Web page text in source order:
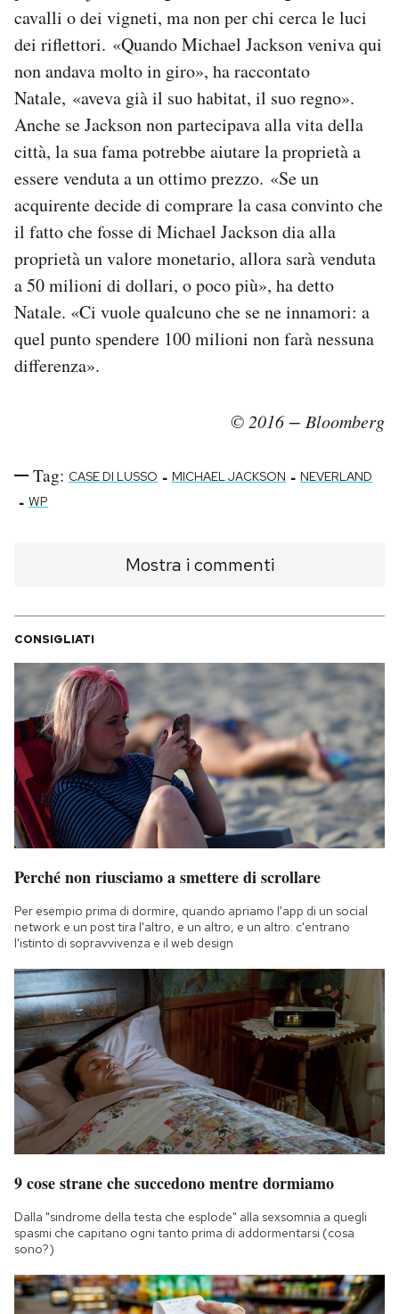
cavalli o dei vigneti, ma non per chi cerca le luci
dei riflettori. «Quando Michael Jackson veniva qui
non andava molto in giro», ha raccontato
Natale, «aveva già il suo habitat, il suo regno».
Anche se Jackson non partecipava alla vita della
città, la sua fama potrebbe aiutare la proprietà a
essere venduta a un ottimo prezzo. «Se un
acquirente decide di comprare la casa convinto che
il fatto che fosse di Michael Jackson dia alla
proprietà un valore monetario, allora sarà venduta
a 50 milioni di dollari, o poco più», ha detto
Natale. «Ci vuole qualcuno che se ne innamori: a
quel punto spendere 100 milioni non farà nessuna
differenza».
© 2016 − Bloomberg
Tag: CASE DI LUSSO - MICHAEL JACKSON - NEVERLAND
- WP
Mostra i commenti
CONSIGLIATI
Perché non riusciamo a smettere di scrollare
Per esempio prima di dormire, quando apriamo l'app di un social
network e un post tira l'altro, e un altro, e un altro: c'entrano
l'istinto di sopravvivenza e il web design
9 cose strane che succedono mentre dormiamo
Dalla "sindrome della testa che esplode" alla sexsomnia a quegli
spasmi che capitano ogni tanto prima di addormentarsi (cosa
sono?)